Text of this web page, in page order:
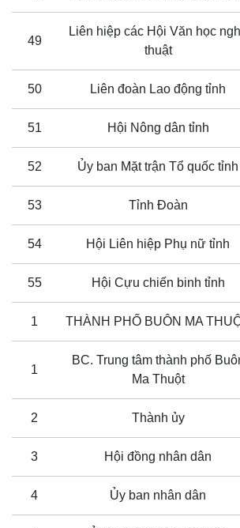
49
Liên hiệp các Hội Văn học
thuật
50 Liên đoàn Lao động tỉnh
51 Hội Nông dân tỉnh
52 Ủy ban Mặt trận Tổ quốc tỉnh
53 Tỉnh Đoàn
54 Hội Liên hiệp Phụ nữ tỉnh
55 Hội Cựu chiến binh tỉnh
1 THÀNH PHỐ BUÔN MA
1
BC. Trung tâm thành phố
Ma Thuột
2 Thành ủy
3 Hội đồng nhân dân
4 Ủy ban nhân dân